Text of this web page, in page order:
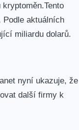
aktuálních
miliardu dolarů.
nyní ukazuje, že
další firmy k